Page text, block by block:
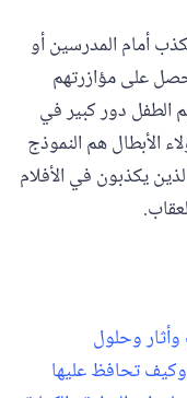
أمام المدرسين أو
على مؤازرتهم
الطفل دور كبير في
الأبطال هم النموذج
يكذبون في الأفلام
وأثار وحلول
وكيف تحافظ عليها